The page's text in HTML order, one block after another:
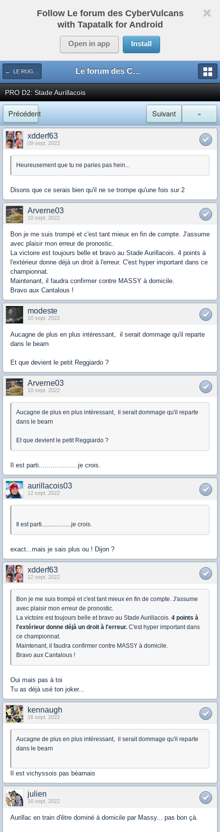
Follow Le forum des CyberVulcans
with Tapatalk for Android
Open in app Install
← LE RUGBY DE CHEZ NOUS Le forum des CyberVulcans
PRO D2: Stade Aurillacois
Précédent »
Suivant
xdderf63
09 sept. 2022
Heureusement que tu ne paries pas hein...
Disons que ce serais bien qu'il ne se trompe qu'une fois sur 2
Arverne03
10 sept. 2022
Bon je me suis trompé et c'est tant mieux en fin de compte. J'assume
avec plaisir mon erreur de pronostic.
La victoire est toujours belle et bravo au Stade Aurillacois. 4 points à
l'extérieur donne déjà un droit à l'erreur. C'est hyper important dans ce
championnat.
Maintenant, il faudra confirmer contre MASSY à domicile.
Bravo aux Cantalous !
modeste
10 sept. 2022
Aucagne de plus en plus intéressant, il serait dommage qu'il reparte
dans le bearn
Et que devient le petit Reggiardo ?
Arverne03
10 sept. 2022
Aucagne de plus en plus intéressant, il serait dommage qu'il reparte
dans le bearn
Et que devient le petit Reggiardo ?
Il est parti....................je crois.
aurillacois03
12 sept. 2022
Il est parti....................je crois.
exact...mais je sais plus ou ! Dijon ?
xdderf63
12 sept. 2022
Bon je me suis trompé et c'est tant mieux en fin de compte. J'assume
avec plaisir mon erreur de pronostic.
La victoire est toujours belle et bravo au Stade Aurillacois. 4 points à
l'extérieur donne déjà un droit à l'erreur. C'est hyper important dans
ce championnat.
Maintenant, il faudra confirmer contre MASSY à domicile.
Bravo aux Cantalous !
Oui mais pas à toi
Tu as déjà usé ton joker...
kennaugh
16 sept. 2022
Aucagne de plus en plus intéressant, il serait dommage qu'il reparte
dans le bearn
Il est vichyssois pas béarnais
julien
16 sept. 2022
Aurillac en train d'être dominé à domicile par Massy... pas bon çà.